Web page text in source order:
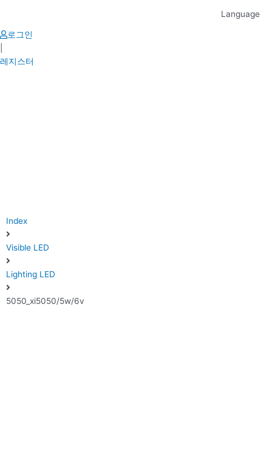
content
Language
로그인
레지스터
Index
Visible LED
Lighting LED
5050_xi5050/5w/6v